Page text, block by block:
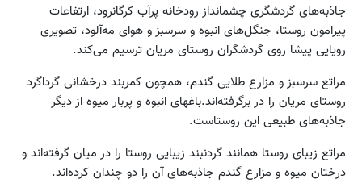
جاذبه‏‌های گردشگری چشم‏انداز رودخانه پرآب کرگانرود، ارتفاعات
پیرامون روستا، جنگل‏‌های انبوه و سرسبز و هوای مه‌‏آلود، تصویری
رویایی پیشا روی گردشگران روستای مریان ترسیم می‏‌کند.
مراتع سرسبز و مزارع طلایی گندم، همچون کمربند درخشانی گرداگرد
روستای مریان را در برگرفته‏‌اند.باغ‏های انبوه و پربار میوه از دیگر
جاذبه‌‏های طبیعی این روستاست.
مراتع زیبای روستا همانند گردنبند زیبایی روستا را در میان گرفته‏‌اند و
درختان میوه و مزارع گندم جاذبه‌‏های آن را دو چندان کرده‌‏اند.